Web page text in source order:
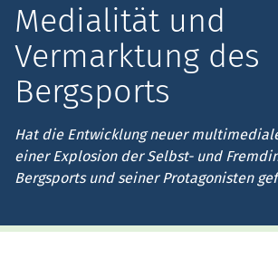
Medialität und
Vermarktung des
Bergsports
Hat die Entwicklung neuer
einer Explosion der Selbst- und
Bergsports und seiner Protagonisten